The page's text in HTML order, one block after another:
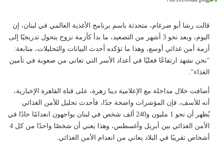
قالت رشا أبو ضرغام، متحدثة باسم برنامج الأغذية العالمي في لبنان، إن
اليوم، وبعد نحو 3 أشهر من التصعيد، ما بدأ كأزمة نزوح يتحول تدريجيًا إلى
أزمة أمن غذائي أوسع، وهذا ما تؤكده أحدث البيانات والتحليلات، متابعة:
"نحن نشهد ارتفاعًا فعليًا في أعداد الأسر التي تعاني من صعوبة في تأمين
الغذاء".
أضافت خلال مداخلة مع الإعلامية دينا زهرة، على قناة القاهرة الإخبارية،
أنه للأسف، فإن المؤشرات واضحة جدًا، فأحدث تحليل للأمن الغذائي
يُظهر أن نحو 1 مليون و240 ألف شخص في لبنان يواجهون انعدامًا حادًا في
الأمن الغذائي بين أبريل وأغسطس، وهذا يعني أن شخصًا واحدًا من كل 4
أشخاص تقريبًا في البلاد يعاني من انعدام الأمن الغذائي.